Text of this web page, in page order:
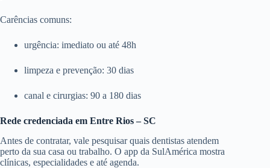
Carências comuns:
urgência: imediato ou até 48h
limpeza e prevenção: 30 dias
canal e cirurgias: 90 a 180 dias
Rede credenciada em Entre Rios – SC
Antes de contratar, vale pesquisar quais dentistas atendem
perto da sua casa ou trabalho. O app da SulAmérica mostra
clínicas, especialidades e até agenda.